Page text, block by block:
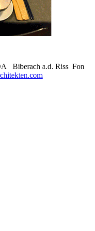
Biberach a.d. Riss Fon